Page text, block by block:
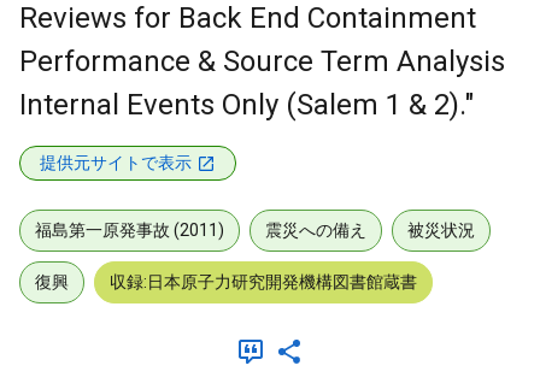
Reviews for Back End Containment
Performance & Source Term Analysis
Internal Events Only (Salem 1 & 2)."
提供元サイトで表示
福島第一原発事故 (2011) 震災への備え 被災状況
復興 収録:日本原子力研究開発機構図書館蔵書